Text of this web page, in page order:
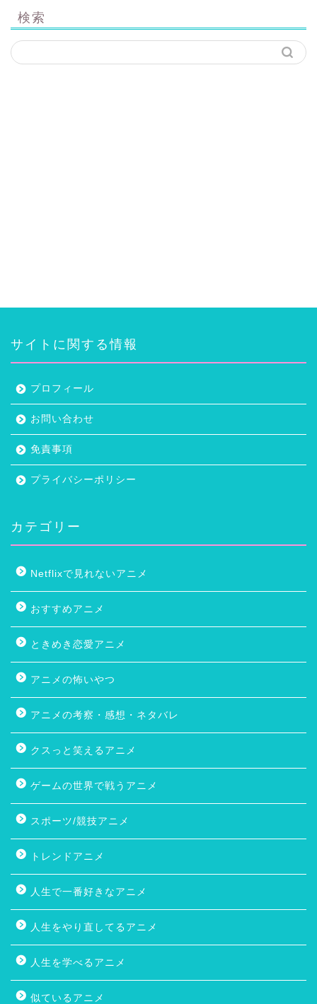
検索
サイトに関する情報
プロフィール
お問い合わせ
免責事項
プライバシーポリシー
カテゴリー
Netflixで見れないアニメ
おすすめアニメ
ときめき恋愛アニメ
アニメの怖いやつ
アニメの考察・感想・ネタバレ
クスっと笑えるアニメ
ゲームの世界で戦うアニメ
スポーツ/競技アニメ
トレンドアニメ
人生で一番好きなアニメ
人生をやり直してるアニメ
人生を学べるアニメ
似ているアニメ